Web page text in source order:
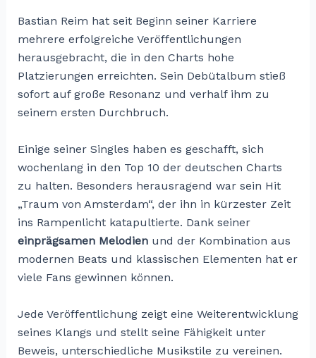
Bastian Reim hat seit Beginn seiner Karriere
mehrere erfolgreiche Veröffentlichungen
herausgebracht, die in den Charts hohe
Platzierungen erreichten. Sein Debütalbum stieß
sofort auf große Resonanz und verhalf ihm zu
seinem ersten Durchbruch.
Einige seiner Singles haben es geschafft, sich
wochenlang in den Top 10 der deutschen Charts
zu halten. Besonders herausragend war sein Hit
„Traum von Amsterdam“, der ihn in kürzester Zeit
ins Rampenlicht katapultierte. Dank seiner
einprägsamen Melodienund der Kombination aus
modernen Beats und klassischen Elementen hat er
viele Fans gewinnen können.
Jede Veröffentlichung zeigt eine Weiterentwicklung
seines Klangs und stellt seine Fähigkeit unter
Beweis, unterschiedliche Musikstile zu vereinen.